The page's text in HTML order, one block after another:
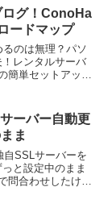
った後だった...
ログ！ConoHa
ードマップ
のは無理？パソ
レンタルサーバ
簡単セットアップ
新しい楽しみを見
嬉しいです。
ーバー自動更
ま
自SSLサーバーを
と設定中のまま
問合わせしたけれ